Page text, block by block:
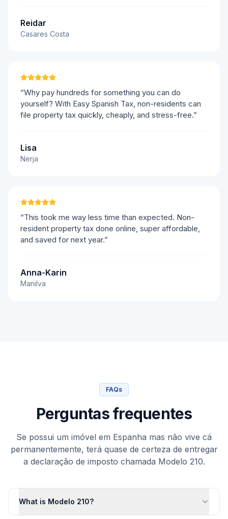
Reidar
Casares Costa
“Why pay hundreds for something you can do
yourself? With Easy Spanish Tax, non-residents can
file property tax quickly, cheaply, and stress-free.”
Lisa
Nerja
“This took me way less time than expected. Non-
resident property tax done online, super affordable,
and saved for next year.”
Anna-Karin
Manilva
FAQs
Perguntas frequentes
Se possui um imóvel em Espanha mas não vive cá
permanentemente, terá quase de certeza de entregar
a declaração de imposto chamada Modelo 210.
What is Modelo 210?